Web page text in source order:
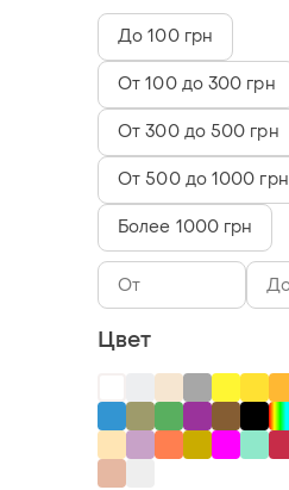
До 100 грн
От 100 до 300 грн
От 300 до 500 грн
От 500 до 1000 грн
Более 1000 грн
Цвет